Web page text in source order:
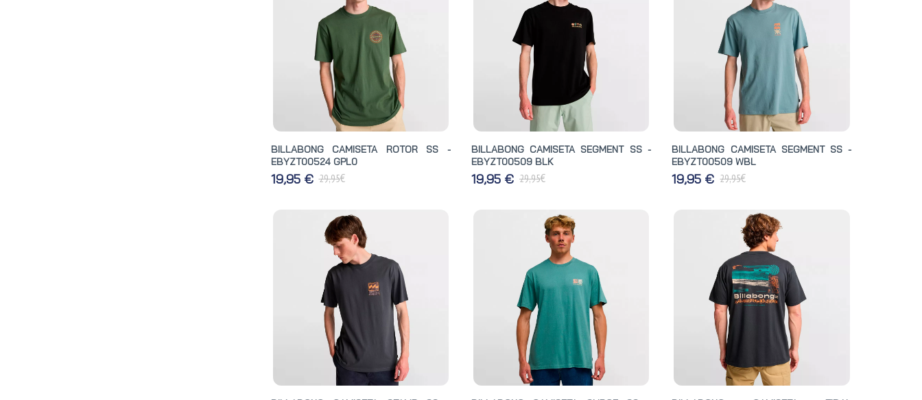
BILLABONG CAMISETA ROTOR SS -
EBYZT00524 GPL0
19,95 € 29,95€
BILLABONG CAMISETA SEGMENT SS -
EBYZT00509 BLK
19,95 € 29,95€
BILLABONG CAMISETA SEGMENT SS -
EBYZT00509 WBL
19,95 € 29,95€